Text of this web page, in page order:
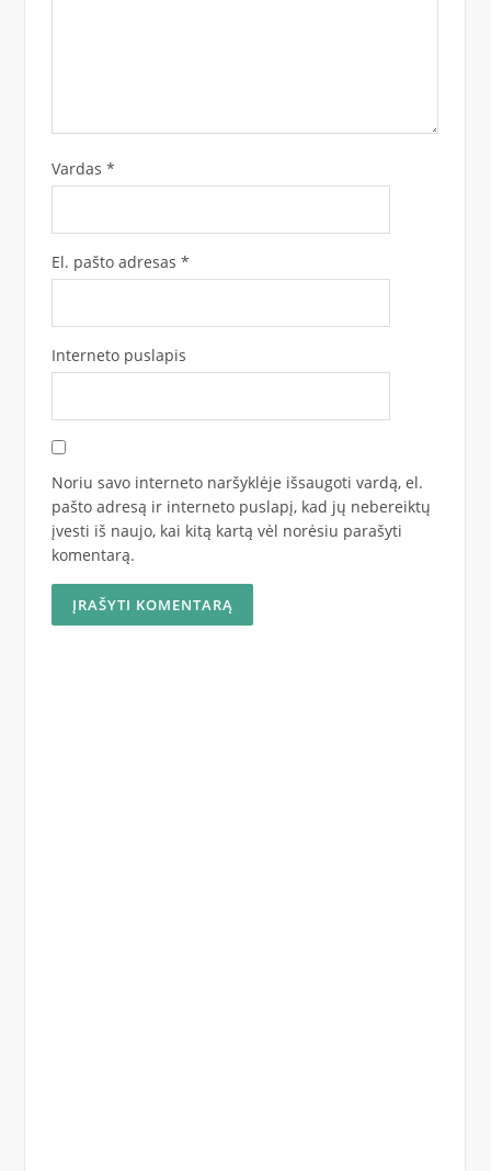
Vardas *
El. pašto adresas *
Interneto puslapis
Noriu savo interneto naršyklėje išsaugoti vardą, el.
pašto adresą ir interneto puslapį, kad jų nebereiktų
įvesti iš naujo, kai kitą kartą vėl norėsiu parašyti
komentarą.